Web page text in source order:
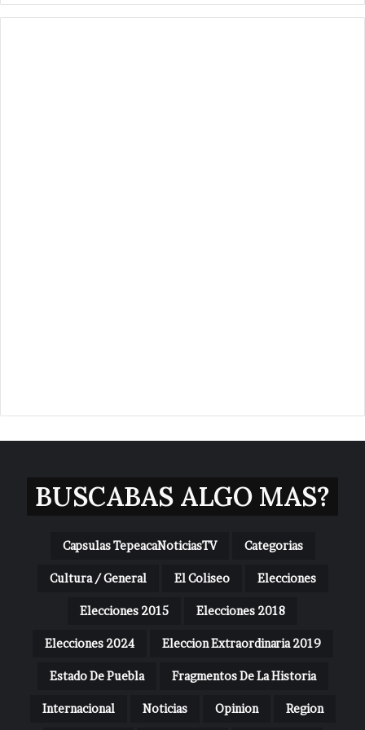
Cecilia
.
BUSCABAS ALGO MAS?
Capsulas TepeacaNoticiasTV Categorias
Cultura / General El Coliseo Elecciones
Elecciones 2015 Elecciones 2018
Elecciones 2024 Eleccion Extraordinaria 2019
Estado De Puebla Fragmentos De La Historia
Internacional Noticias Opinion Region